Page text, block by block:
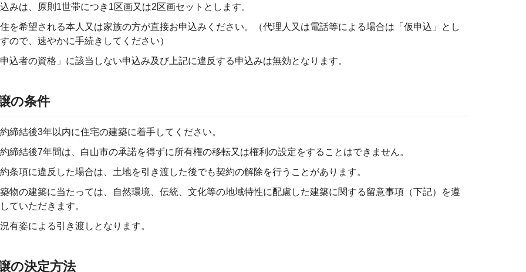
みは、原則1世帯につき1区画又は2区画セットとします。
を希望される本人又は家族の方が直接お申込みください。（代理人又は電話等による場合は「仮申込」とし
ので、速やかに手続きしてください）
込者の資格」に該当しない申込み及び上記に違反する申込みは無効となります。
の条件
締結後3年以内に住宅の建築に着手してください。
締結後7年間は、白山市の承諾を得ずに所有権の移転又は権利の設定をすることはできません。
条項に違反した場合は、土地を引き渡した後でも契約の解除を行うことがあります。
物の建築に当たっては、自然環境、伝統、文化等の地域特性に配慮した建築に関する留意事項（下記）を遵
ていただきます。
有姿による引き渡しとなります。
の決定方法